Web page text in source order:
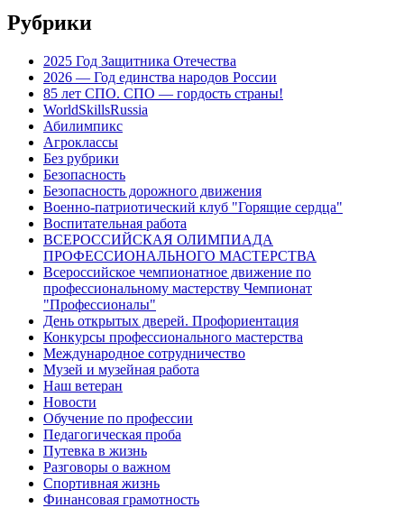
Рубрики
2025 Год Защитника Отечества
2026 — Год единства народов России
85 лет СПО. СПО — гордость страны!
WorldSkillsRussia
Абилимпикс
Агроклассы
Без рубрики
Безопасность
Безопасность дорожного движения
Военно-патриотический клуб "Горящие сердца"
Воспитательная работа
ВСЕРОССИЙСКАЯ ОЛИМПИАДА
ПРОФЕССИОНАЛЬНОГО МАСТЕРСТВА
Всероссийское чемпионатное движение по
профессиональному мастерству Чемпионат
"Профессионалы"
День открытых дверей. Профориентация
Конкурсы профессионального мастерства
Международное сотрудничество
Музей и музейная работа
Наш ветеран
Новости
Обучение по профессии
Педагогическая проба
Путевка в жизнь
Разговоры о важном
Спортивная жизнь
Финансовая грамотность